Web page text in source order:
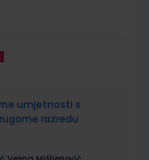
umjetnosti s
razredu